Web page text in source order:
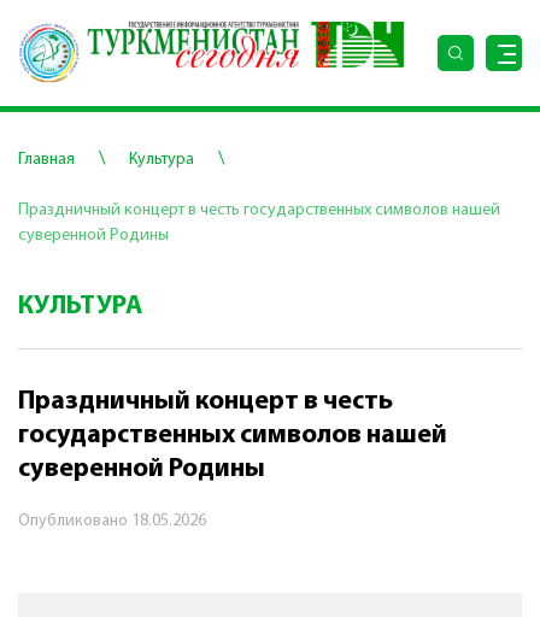
Главная \ Культура \
Праздничный концерт в честь государственных символов нашей
суверенной Родины
КУЛЬТУРА
Праздничный концерт в честь
государственных символов нашей
суверенной Родины
Опубликовано 18.05.2026